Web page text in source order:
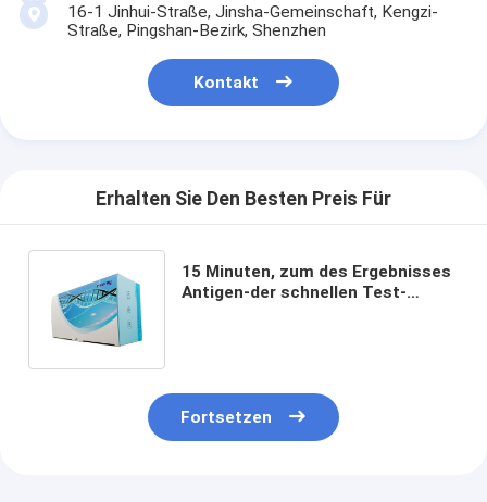
16-1 Jinhui-Straße, Jinsha-Gemeinschaft, Kengzi-
Straße, Pingshan-Bezirk, Shenzhen
Kontakt
Erhalten Sie Den Besten Preis Für
15 Minuten, zum des Ergebnisses
Antigen-der schnellen Test-
Fortsetzen